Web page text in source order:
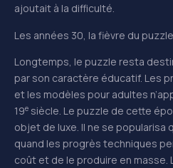
ajoutait à la difficulté.
Les années 30, la fièvre du puzzle
Longtemps, le puzzle resta
par son caractère éducatif. Les
et les modèles pour adultes
19e siècle. Le puzzle de cette
objet de luxe. Il ne se popularisa
quand les progrès techniques
coût et de le produire en masse.